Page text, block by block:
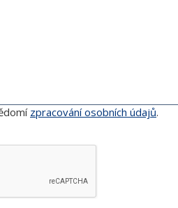
zpracování osobních údajů.